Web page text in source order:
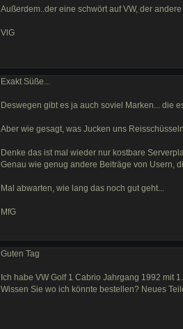
Außerdem..der eine schwört auf VW, der
VlG
Exakt Süße...
Deswegen gibt es ja auch soviel Marken... die
Aber wie gesagt, was Jucken uns
Denke das ist mal wieder nur kostbare
Genau wie genug andere Beiträge von Usern,
Mal abwarten, wie lang das noch gut geht...
MfG
Guten Tag
Ich habe VW Golf 1 Cabrio Jahrgang 1992 mit
Wissen Sie wo ich könnte bestellen? Neues